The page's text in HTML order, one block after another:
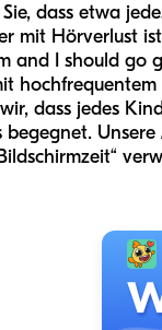
dass etwa
mit Hörverlust
and I should go
hochfrequentem
dass jedes
begegnet.